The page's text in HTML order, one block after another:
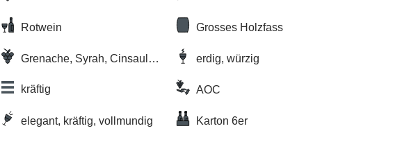
Rotwein Grosses Holzfass
Grenache, Syrah, Cinsault,
erdig, würzig
kräftig AOC
elegant, kräftig, vollmundig Karton 6er